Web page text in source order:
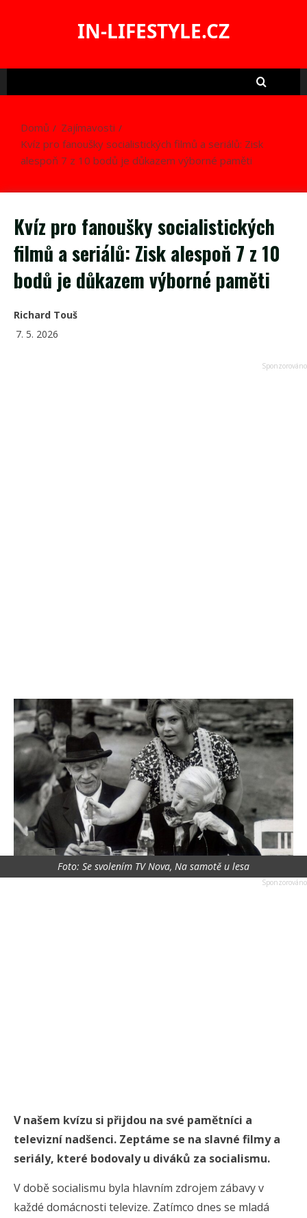
IN-LIFESTYLE.CZ
Domů
Zajímavosti
Kvíz pro fanoušky socialistických filmů a seriálů: Zisk
alespoň 7 z 10 bodů je důkazem výborné paměti
Kvíz pro fanoušky socialistických
filmů a seriálů: Zisk alespoň 7 z 10
bodů je důkazem výborné paměti
Richard Touš
7. 5. 2026
Foto: Se svolením TV Nova, Na samotě u lesa
V našem kvízu si přijdou na své pamětníci a
televizní nadšenci. Zeptáme se na slavné filmy a
seriály, které bodovaly u diváků za socialismu.
V době socialismu byla hlavním zdrojem zábavy v
každé domácnosti televize. Zatímco dnes se mladá